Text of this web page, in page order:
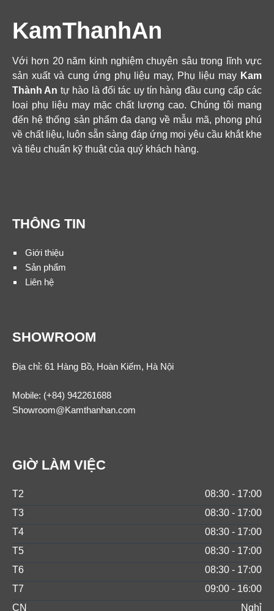
KamThanhAn
Với hơn 20 năm kinh nghiệm chuyên sâu trong lĩnh vực
sản xuất và cung ứng phụ liệu may, Phụ liệu may Kam
Thành An tự hào là đối tác uy tín hàng đầu cung cấp các
loại phụ liệu may mặc chất lượng cao. Chúng tôi mang
đến hệ thống sản phẩm đa dạng về mẫu mã, phong phú
về chất liệu, luôn sẵn sàng đáp ứng mọi yêu cầu khắt khe
và tiêu chuẩn kỹ thuật của quý khách hàng.
THÔNG TIN
Giới thiệu
Sản phẩm
Liên hệ
SHOWROOM
Địa chỉ: 61 Hàng Bồ, Hoàn Kiếm, Hà Nội
Mobile: (+84) 942261688
Showroom@Kamthanhan.com
GIỜ LÀM VIỆC
T2
08:30 - 17:00
T3
08:30 - 17:00
T4
08:30 - 17:00
T5
08:30 - 17:00
T6
08:30 - 17:00
T7
09:00 - 16:00
CN
Nghỉ